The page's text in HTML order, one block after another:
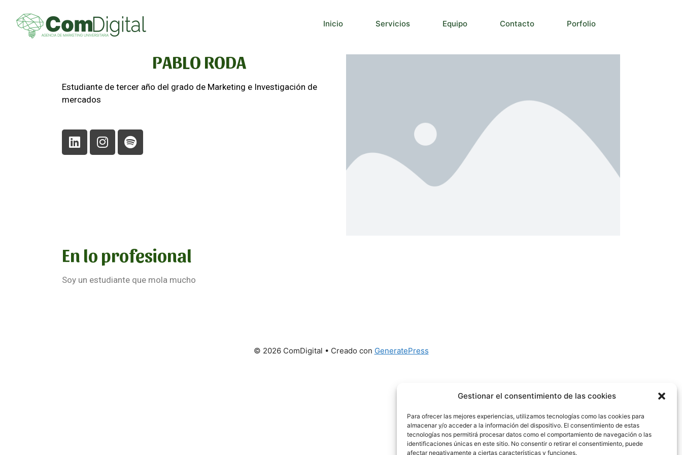
Gestionar el consentimiento de las cookies
Para ofrecer las mejores experiencias, utilizamos tecnologías como las cookies para
almacenar y/o acceder a la información del dispositivo. El consentimiento de estas
tecnologías nos permitirá procesar datos como el comportamiento de navegación o las
identificaciones únicas en este sitio. No consentir o retirar el consentimiento, puede
afectar negativamente a ciertas características y funciones.
Inicio Servicios Equipo Contacto Porfolio
PABLO RODA
Estudiante de tercer año del grado de Marketing e Investigación de
mercados
En lo profesional
Soy un estudiante que mola mucho
© 2026 ComDigital • Creado con GeneratePress